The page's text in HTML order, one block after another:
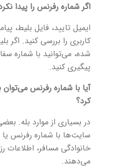
اگر شماره رفرنس را پیدا
ایمیل تایید، فایل بلیط،
کاربری را بررسی کنید. اگر
شده، می‌توانید با شماره
پیگیری کنید.
آیا با شماره رفرنس می‌توان
کرد؟
در بسیاری از موارد بله.
خانوادگی مسافر، اطلاعات
می‌دهند.